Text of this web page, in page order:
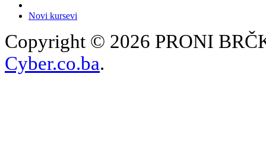
Novi kursevi
Copyright © 2026 PRONI
Cyber.co.ba.